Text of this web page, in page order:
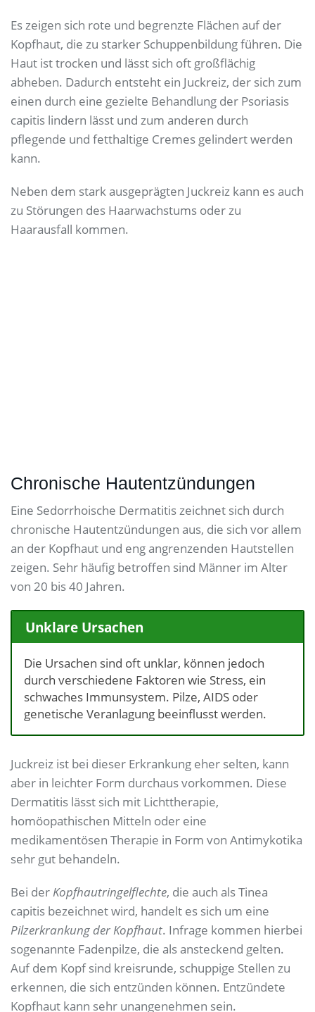
Es zeigen sich rote und begrenzte Flächen auf der
Kopfhaut, die zu starker Schuppenbildung führen. Die
Haut ist trocken und lässt sich oft großflächig
abheben. Dadurch entsteht ein Juckreiz, der sich zum
einen durch eine gezielte Behandlung der Psoriasis
capitis lindern lässt und zum anderen durch
pflegende und fetthaltige Cremes gelindert werden
kann.
Neben dem stark ausgeprägten Juckreiz kann es auch
zu Störungen des Haarwachstums oder zu
Haarausfall kommen.
Chronische Hautentzündungen
Eine Sedorrhoische Dermatitis zeichnet sich durch
chronische Hautentzündungen aus, die sich vor allem
an der Kopfhaut und eng angrenzenden Hautstellen
zeigen. Sehr häufig betroffen sind Männer im Alter
von 20 bis 40 Jahren.
Unklare Ursachen
Die Ursachen sind oft unklar, können jedoch
durch verschiedene Faktoren wie Stress, ein
schwaches Immunsystem. Pilze, AIDS oder
genetische Veranlagung beeinflusst werden.
Juckreiz ist bei dieser Erkrankung eher selten, kann
aber in leichter Form durchaus vorkommen. Diese
Dermatitis lässt sich mit Lichttherapie,
homöopathischen Mitteln oder eine
medikamentösen Therapie in Form von Antimykotika
sehr gut behandeln.
Bei derKopfhautringelflechte, die auch als Tinea
capitis bezeichnet wird, handelt es sich um eine
Pilzerkrankung der Kopfhaut. Infrage kommen hierbei
sogenannte Fadenpilze, die als ansteckend gelten.
Auf dem Kopf sind kreisrunde, schuppige Stellen zu
erkennen, die sich entzünden können. Entzündete
Kopfhaut kann sehr unangenehmen sein.